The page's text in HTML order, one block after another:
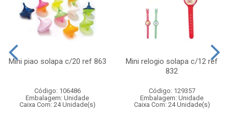
Mini piao solapa c/20 ref 863
Código: 106486
Embalagem: Unidade
Caixa Com: 24 Unidade(s)
Mini relogio solapa c/12 ref
832
Código: 129357
Embalagem: Unidade
Caixa Com: 24 Unidade(s)